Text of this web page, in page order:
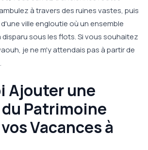
à travers des ruines vastes, puis
ville engloutie où un ensemble
disparu sous les flots. Si vous souhaitez
je ne m'y attendais pas à partir de
Ajouter une
Patrimoine
Vacances à